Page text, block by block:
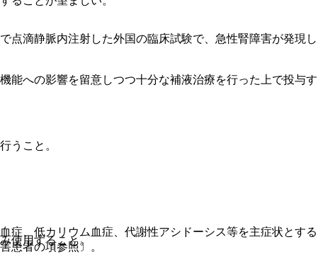
滴静脈内注射した外国の臨床試験で、急性腎障害が発現し
への影響を留意しつつ十分な補液治療を行った上で投与す
使用すること。
うこと。
、低カリウム血症、代謝性アシドーシス等を主症状とする
患者の項参照〕。